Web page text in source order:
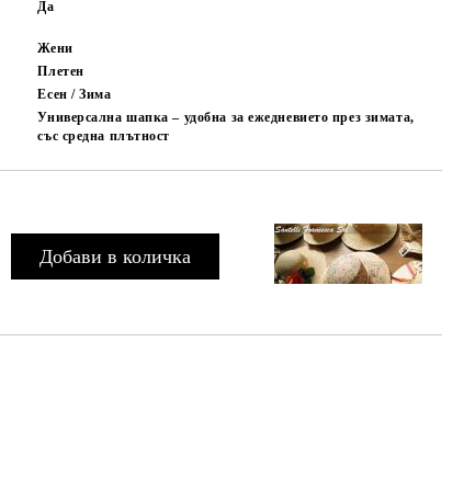
Да
Жени
Плетен
Есен / Зима
Универсална шапка – удобна за ежедневието през зимата,
със средна плътност